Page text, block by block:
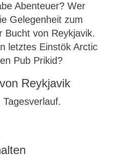
Abenteuer? Wer
Gelegenheit zum
Bucht von Reykjavik.
letztes Einstök Arctic
Pub Prikid?
Reykjavik